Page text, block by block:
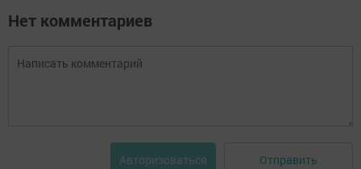
Нет комментариев
Авторизоваться Отправить